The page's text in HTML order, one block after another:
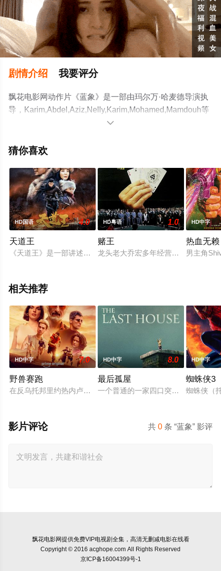
剧情介绍 我要评分
飘花电影网动作片《蓝象》是一部由玛尔万·哈麦德导演执
导，Karim,Abdel,Aziz,Nelly,Karim,Mohamed,Mamdouh等
演员精彩演绎的其它电影，手机免费观看高清未删减完整
影、电视猫或剧情网等平台了解。

猜你喜欢
HD国语 4.0
天道王
《天道王》是一部讲述抗战时期，东北深山林区猎人奋起抗日
HD粤语 1.0
赌王
龙头老大乔宏多年经营一统香港黑社
HD中字
热血无赖
男主角
相关推荐
HD中字 7.0
野兽赛跑
在反乌托邦里约热内卢废墟中，城市被阶级斗争撕裂，人们沉
HD中字 8.0
最后孤屋
一个普通的一家四口突遭诡异变故，
HD中字
蜘蛛侠3
蜘蛛侠（
共0 条 “蓝象” 影评
影片评论
飘花电影网提供免费VIP电视剧全集，高清无删减电影在线看
Copyright © 2016 acghope.com All Rights Reserved
京ICP备16004399号-1